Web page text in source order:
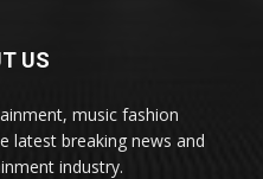
US
music fashion
latest breaking news and
industry.